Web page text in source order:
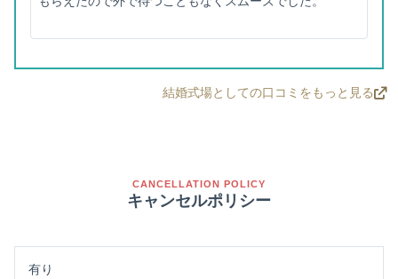
結婚式場としての口コミをもっと見る
CANCELLATION POLICY
キャンセルポリシー
有り